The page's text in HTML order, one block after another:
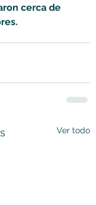
cerca de
Ver todo